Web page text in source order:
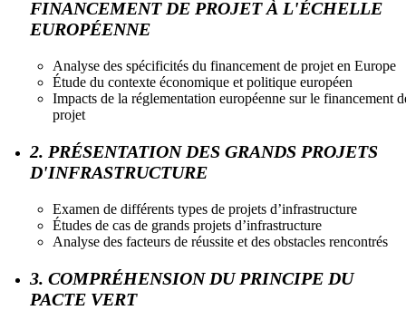
FINANCEMENT DE PROJET À L'ÉCHELLE
EUROPÉENNE
Analyse des spécificités du financement de projet en Europe
Étude du contexte économique et politique européen
Impacts de la réglementation européenne sur le financement
projet
2. PRÉSENTATION DES GRANDS PROJETS
D'INFRASTRUCTURE
Examen de différents types de projets d’infrastructure
Études de cas de grands projets d’infrastructure
Analyse des facteurs de réussite et des obstacles rencontrés
3. COMPRÉHENSION DU PRINCIPE DU
PACTE VERT